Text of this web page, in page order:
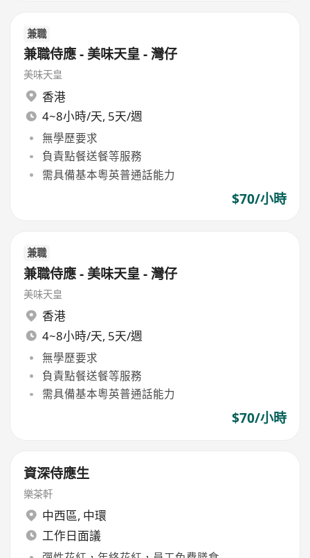
兼職
兼職侍應 - 美味天皇 - 灣仔
美味天皇
香港
4~8小時/天, 5天/週
無學歷要求
負責點餐送餐等服務
需具備基本粵英普通話能力
$70/小時
兼職
兼職侍應 - 美味天皇 - 灣仔
美味天皇
香港
4~8小時/天, 5天/週
無學歷要求
負責點餐送餐等服務
需具備基本粵英普通話能力
$70/小時
資深侍應生
樂茶軒
中西區, 中環
工作日面議